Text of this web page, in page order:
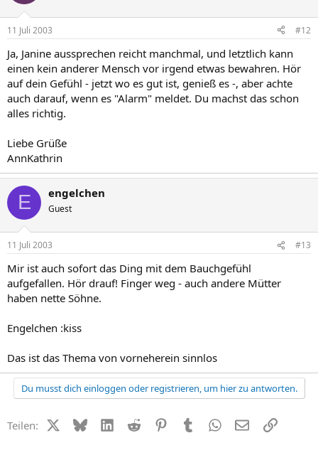
11 Juli 2003 #12
Ja, Janine aussprechen reicht manchmal, und letztlich kann
einen kein anderer Mensch vor irgend etwas bewahren. Hör
auf dein Gefühl - jetzt wo es gut ist, genieß es -, aber achte
auch darauf, wenn es "Alarm" meldet. Du machst das schon
alles richtig.
Liebe Grüße
AnnKathrin
E engelchen
Guest
11 Juli 2003 #13
Mir ist auch sofort das Ding mit dem Bauchgefühl
aufgefallen. Hör drauf! Finger weg - auch andere Mütter
haben nette Söhne.
Engelchen :kiss
Das ist das Thema von vorneherein sinnlos
Du musst dich einloggen oder registrieren, um hier zu antworten.
Teilen: X (Twitter)
BlueskyLinkedIn
Reddit PinterestTumblr WhatsApp
E-MailLink